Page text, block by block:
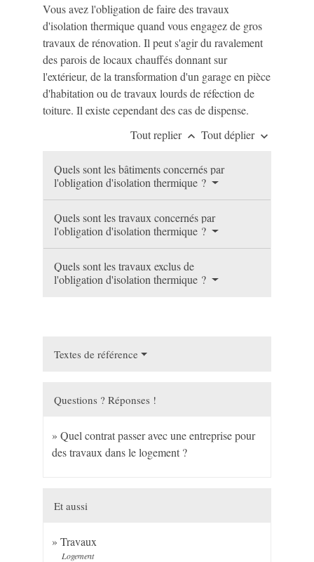
Vous avez l'obligation de faire des travaux
d'isolation thermique quand vous engagez de gros
travaux de rénovation. Il peut s'agir du ravalement
des parois de locaux chauffés donnant sur
l'extérieur, de la transformation d'un garage en pièce
d'habitation ou de travaux lourds de réfection de
toiture. Il existe cependant des cas de dispense.
Tout replier keyboard_arrow_up Tout déplier keyboard_arrow_down
Quels sont les bâtiments concernés par
l'obligation d'isolation thermique ?
Quels sont les travaux concernés par
l'obligation d'isolation thermique ?
Quels sont les travaux exclus de
l'obligation d'isolation thermique ?
Textes de référence
Questions ? Réponses !
Quel contrat passer avec une entreprise pour
des travaux dans le logement ?
Et aussi
Travaux
Logement